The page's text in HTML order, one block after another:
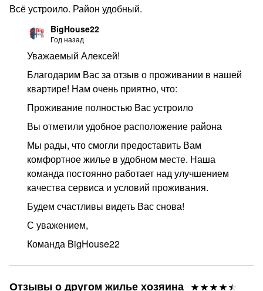
Без вечеринок и курения
Перед заселением:
паспорт, договор
возвратный залог
✔ Предоставляем отчётные документы
✔ Возможны - скидки при длительном проживании
Свободные даты быстро разбирают
Нажмите “Проверить даты”
Всё устроило. Район удобный.
BigHouse22
Год назад
Уважаемый Алексей!
Благодарим Вас за отзыв о проживании в нашей
квартире! Нам очень приятно, что:
Проживание полностью Вас устроило
Вы отметили удобное расположение района
Мы рады, что смогли предоставить Вам
комфортное жилье в удобном месте. Наша
команда постоянно работает над улучшением
качества сервиса и условий проживания.
Будем счастливы видеть Вас снова!
С уважением,
Команда BigHouse22
Отзывы о другом жилье хозяина